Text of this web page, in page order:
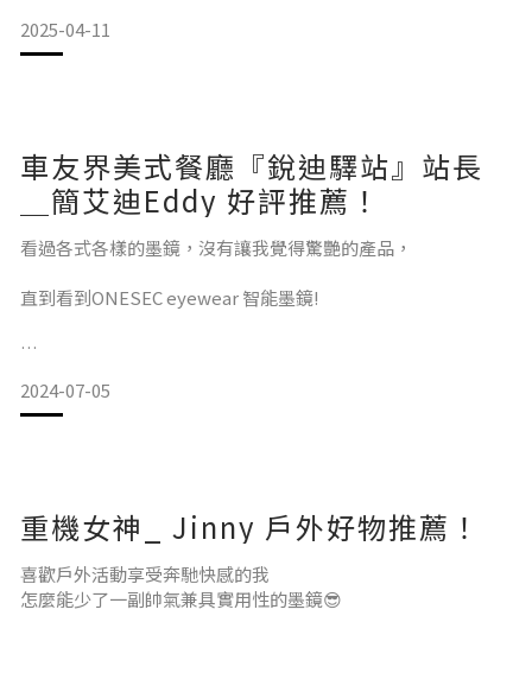
哈雷！
當初會想結合咖啡及重機部品的原因是這些都是我喜歡的部
墨鏡對我們來說，在任何風格都是非常
2025-04-11
車友界美式餐廳『銳迪驛站』站長
＿簡艾迪Eddy 好評推薦！
看過各式各樣的墨鏡，沒有讓我覺得驚艷的產品，
直到看到ONESEC eyewear 智能墨鏡!
有效地減少了來自水面和道路的眩光
減少了因為眩光引起的視覺疲勞！
2024-07-05
重機女神_ Jinny 戶外好物推薦！
喜歡戶外活動享受奔馳快感的我
怎麼能少了一副帥氣兼具實用性的墨鏡😎